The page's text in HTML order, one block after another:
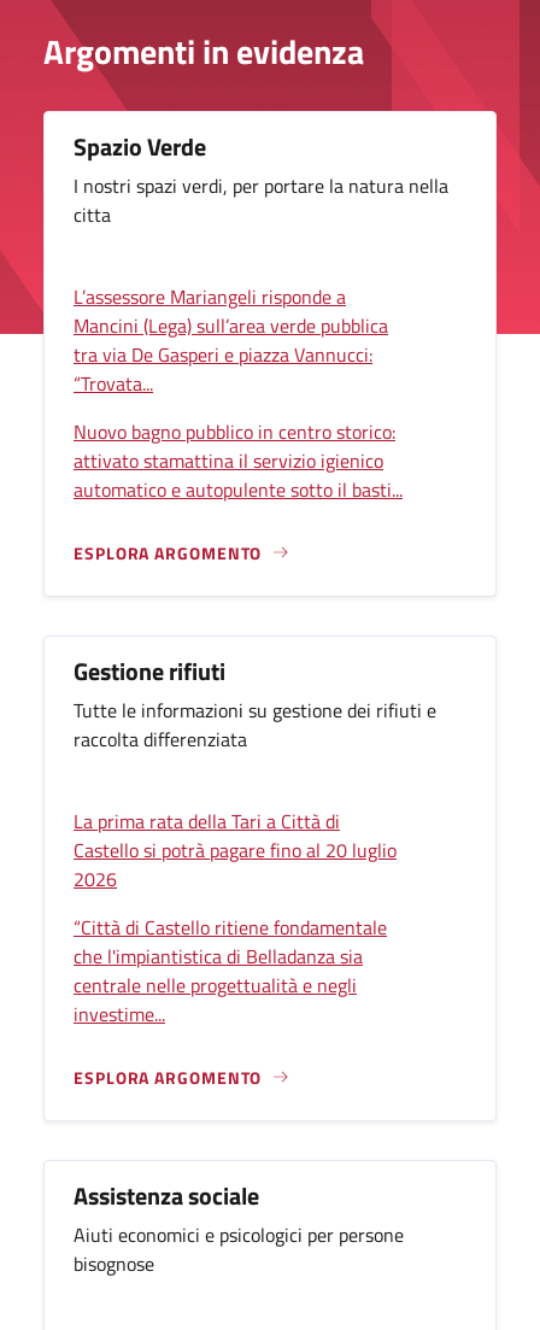
Argomenti in evidenza
Spazio Verde
I nostri spazi verdi, per portare la natura nella
citta
L’assessore Mariangeli risponde a
Mancini (Lega) sull’area verde pubblica
tra via De Gasperi e piazza Vannucci:
“Trovata...
Nuovo bagno pubblico in centro storico:
attivato stamattina il servizio igienico
automatico e autopulente sotto il basti...
ESPLORA ARGOMENTO
Gestione rifiuti
Tutte le informazioni su gestione dei rifiuti e
raccolta differenziata
La prima rata della Tari a Città di
Castello si potrà pagare fino al 20 luglio
2026
“Città di Castello ritiene fondamentale
che l'impiantistica di Belladanza sia
centrale nelle progettualità e negli
investime...
ESPLORA ARGOMENTO
Assistenza sociale
Aiuti economici e psicologici per persone
bisognose